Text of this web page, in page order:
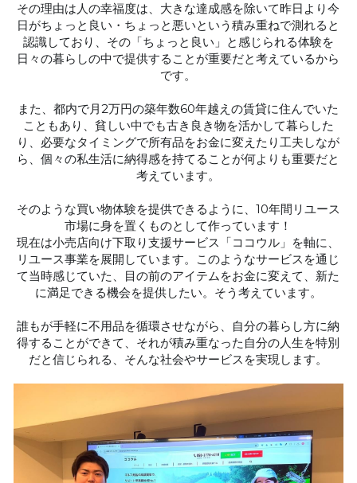
その理由は人の幸福度は、大きな達成感を除いて昨日より今
日がちょっと良い・ちょっと悪いという積み重ねで測れると
認識しており、その「ちょっと良い」と感じられる体験を
日々の暮らしの中で提供することが重要だと考えているから
です。
また、都内で月2万円の築年数60年越えの賃貸に住んでいた
こともあり、貧しい中でも古き良き物を活かして暮らした
り、必要なタイミングで所有品をお金に変えたり工夫しなが
ら、個々の私生活に納得感を持てることが何よりも重要だと
考えています。
そのような買い物体験を提供できるように、10年間リユース
市場に身を置くものとして作っています！
現在は小売店向け下取り支援サービス「ココウル」を軸に、
リユース事業を展開しています。このようなサービスを通じ
て当時感じていた、目の前のアイテムをお金に変えて、新た
に満足できる機会を提供したい。そう考えています。
誰もが手軽に不用品を循環させながら、自分の暮らし方に納
得することができて、それが積み重なった自分の人生を特別
だと信じられる、そんな社会やサービスを実現します。